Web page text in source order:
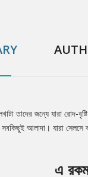
তাদের জন্যে যারা
আলাদা। যারা
এ